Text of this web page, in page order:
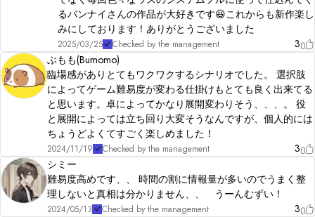
るバンナイさんの作品が大好きです😆これからも新作楽し
みにしております！ありがとうございました
2025/03/25 Checked by the management
3
ぶもも(Bumomo)
臨場感がありとてもワクワクするシナリオでした。 選択肢
によってゲーム難易度が変わる仕掛けもとても良く出来てる
と思います。卓によってかなり展開変わりそう、、、。 役
と展開によっては立ち回り大変そうなんですが、個人的には
ちょうどよくてすごく楽しめました！
2024/11/19 Checked by the management
3
シミー
難易度高めです、、 時間の割に情報量が多いのでうまく整
理しないと真相は分かりません、、 うーんむずい！
2024/05/13 Checked by the management
3